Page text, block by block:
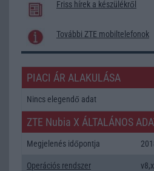
Friss hírek a készülékről
További ZTE mobiltelefonok
PIACI ÁR ALAKULÁSA
Nincs elegendő adat
ZTE Nubia X ÁLTALÁNOS
Megjelenés időpontja
Operációs rendszer